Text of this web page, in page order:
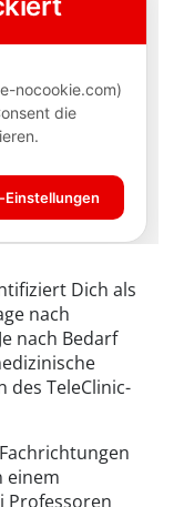
Dich als
nach
nach Bedarf
des TeleClinic-
einem
Professoren